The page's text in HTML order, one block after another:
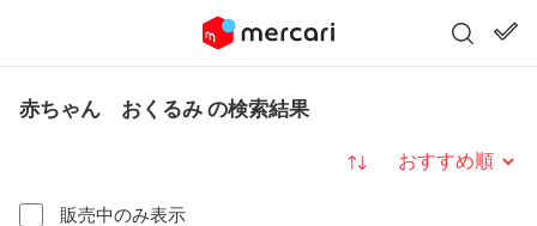
赤ちゃん おくるみ の検索結果
販売中のみ表示
並び替え